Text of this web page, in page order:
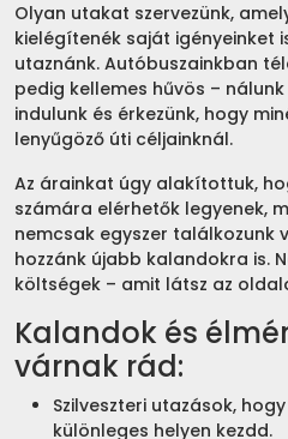
Olyan utakat szervezünk,
kielégítenék saját igényeinket
utaznánk. Autóbuszainkban
pedig kellemes hűvös –
indulunk és érkezünk, hogy
lenyűgöző úti céljainknál.
Az árainkat úgy alakítottuk,
számára elérhetők legyenek,
nemcsak egyszer találkozunk
hozzánk újabb kalandokra is.
költségek – amit látsz az
Kalandok és
várnak rád:
Szilveszteri utazások,
különleges helyen kezdd.